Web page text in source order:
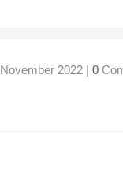
November 2022 | 0